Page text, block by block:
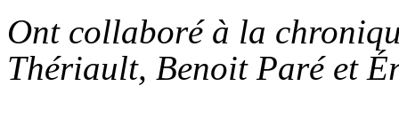
Ont collaboré à la
Thériault, Benoit Paré et